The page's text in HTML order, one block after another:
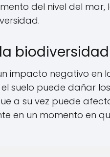
del nivel del
biodiversidad
impacto negativo en
suelo puede dañar
a su vez puede
en un momento en